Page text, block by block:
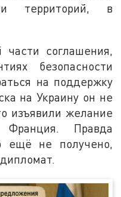
территорий, в
соглашения,
безопасности
на поддержку
на Украину он не
изъявили желание
Правда
ещё не получено,